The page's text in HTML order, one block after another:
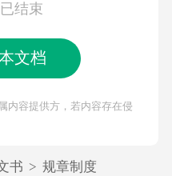
结束
文档
内容提供方，若内容存在侵
书 > 规章制度